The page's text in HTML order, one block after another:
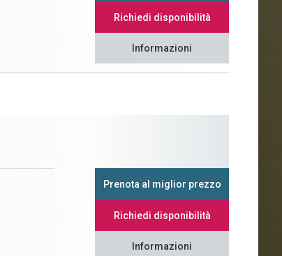
Richiedi disponibilità
Informazioni
Prenota al miglior prezzo
Richiedi disponibilità
Informazioni